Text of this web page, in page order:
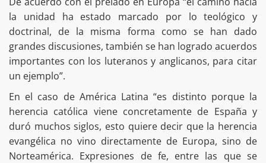
la unidad ha estado marcado por lo teológico y
doctrinal, de la misma forma como se han dado
grandes discusiones, también se han logrado acuerdos
importantes con los luteranos y anglicanos, para citar
un ejemplo”.
En el caso de América Latina “es distinto porque la
herencia católica viene concretamente de España y
duró muchos siglos, esto quiere decir que la herencia
evangélica no vino directamente de Europa, sino de
Norteamérica. Expresiones de fe, entre las que se